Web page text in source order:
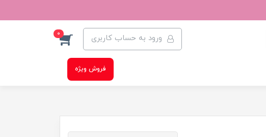
ورود به حساب کاربری 0
فروش ویژه